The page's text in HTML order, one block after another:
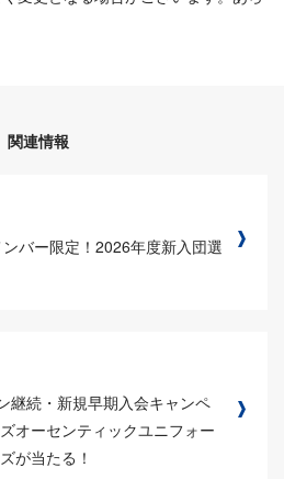
関連情報
バー限定！2026年度新入団選
継続・新規早期入会キャンペ
オーセンティックユニフォー
が当たる！